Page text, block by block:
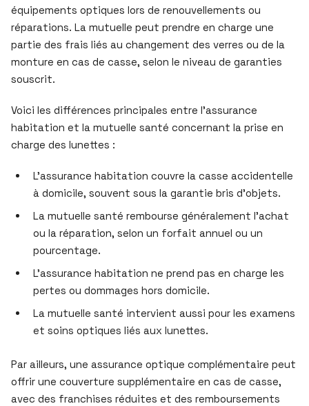
équipements optiques lors de renouvellements ou
réparations. La mutuelle peut prendre en charge une
partie des frais liés au changement des verres ou de la
monture en cas de casse, selon le niveau de garanties
souscrit.
Voici les différences principales entre l’assurance
habitation et la mutuelle santé concernant la prise en
charge des lunettes :
L’assurance habitation couvre la casse accidentelle
à domicile, souvent sous la garantie bris d’objets.
La mutuelle santé rembourse généralement l’achat
ou la réparation, selon un forfait annuel ou un
pourcentage.
L’assurance habitation ne prend pas en charge les
pertes ou dommages hors domicile.
La mutuelle santé intervient aussi pour les examens
et soins optiques liés aux lunettes.
Par ailleurs, une assurance optique complémentaire peut
offrir une couverture supplémentaire en cas de casse,
avec des franchises réduites et des remboursements